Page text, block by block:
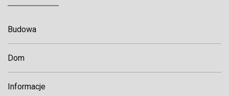
Budowa
Dom
Informacje